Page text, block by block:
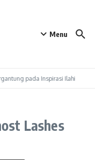
Menu
pada Inspirasi Ilahi —
Lashes